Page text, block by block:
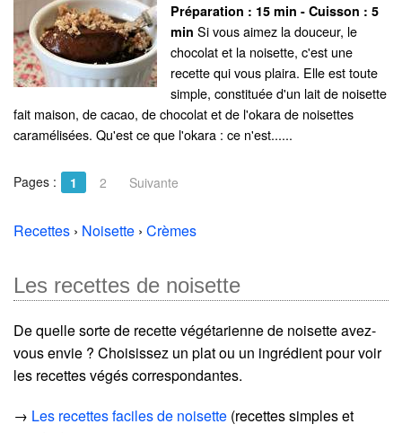
Préparation : 15 min - Cuisson : 5
min Si vous aimez la douceur, le
chocolat et la noisette, c'est une
recette qui vous plaira. Elle est toute
simple, constituée d'un lait de noisette
fait maison, de cacao, de chocolat et de l'okara de noisettes
caramélisées. Qu'est ce que l'okara : ce n'est......
Pages : 1 2 Suivante
Recettes › Noisette › Crèmes
Les recettes de noisette
De quelle sorte de recette végétarienne de noisette avez-
vous envie ? Choisissez un plat ou un ingrédient pour voir
les recettes végés correspondantes.
→ Les recettes faciles de noisette (recettes simples et